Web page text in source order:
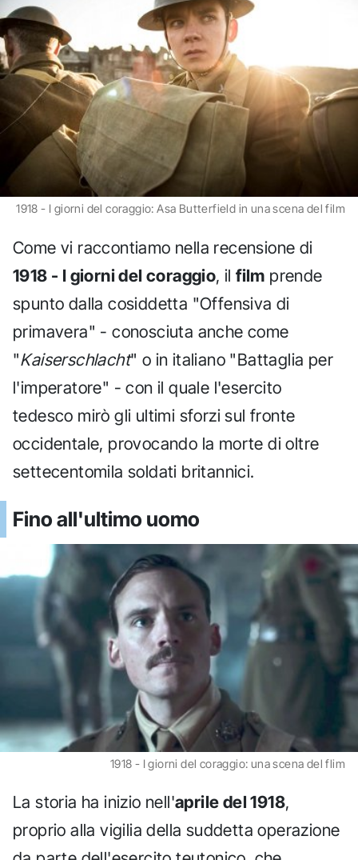
1918 - I giorni del coraggio: Asa Butterfield in una scena del film
Come vi raccontiamo nella recensione di
1918 - I giorni del coraggio, ilfilm prende
spunto dalla cosiddetta "Offensiva di
primavera" - conosciuta anche come
"Kaiserschlacht" o in italiano "Battaglia per
l'imperatore" - con il quale l'esercito
tedesco mirò gli ultimi sforzi sul fronte
occidentale, provocando la morte di oltre
settecentomila soldati britannici.
Fino all'ultimo uomo
1918 - I giorni del coraggio: una scena del flim
La storia ha inizio nell'aprile del 1918,
proprio alla vigilia della suddetta operazione